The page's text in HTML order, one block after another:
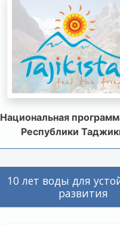
Национальная
Республики
10 лет воды для
развития